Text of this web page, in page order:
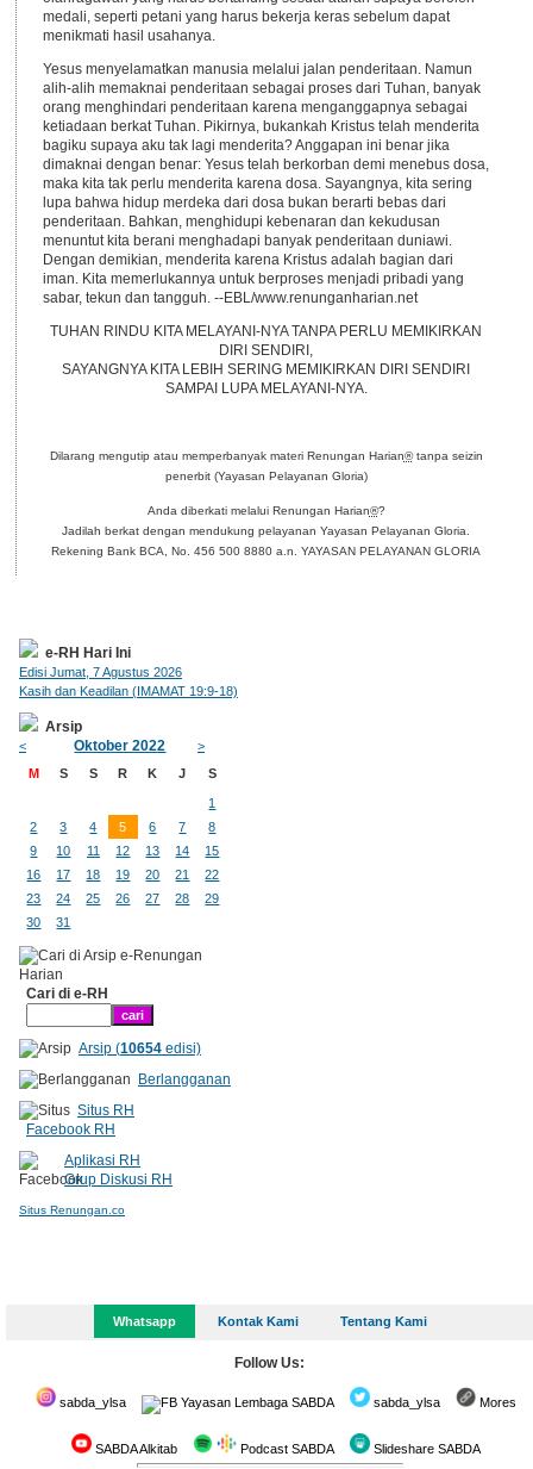
medali, seperti petani yang harus bekerja keras sebelum dapat
menikmati hasil usahanya.
Yesus menyelamatkan manusia melalui jalan penderitaan. Namun
alih-alih memaknai penderitaan sebagai proses dari Tuhan, banyak
orang menghindari penderitaan karena menganggapnya sebagai
ketiadaan berkat Tuhan. Pikirnya, bukankah Kristus telah menderita
bagiku supaya aku tak lagi menderita? Anggapan ini benar jika
dimaknai dengan benar: Yesus telah berkorban demi menebus dosa,
maka kita tak perlu menderita karena dosa. Sayangnya, kita sering
lupa bahwa hidup merdeka dari dosa bukan berarti bebas dari
penderitaan. Bahkan, menghidupi kebenaran dan kekudusan
menuntut kita berani menghadapi banyak penderitaan duniawi.
Dengan demikian, menderita karena Kristus adalah bagian dari
iman. Kita memerlukannya untuk berproses menjadi pribadi yang
sabar, tekun dan tangguh. --EBL/www.renunganharian.net
TUHAN RINDU KITA MELAYANI-NYA TANPA PERLU MEMIKIRKAN
DIRI SENDIRI,
SAYANGNYA KITA LEBIH SERING MEMIKIRKAN DIRI SENDIRI
SAMPAI LUPA MELAYANI-NYA.
Dilarang mengutip atau memperbanyak materi Renungan Harian®tanpa seizin
penerbit (Yayasan Pelayanan Gloria)
Anda diberkati melalui Renungan Harian®?
Jadilah berkat dengan mendukung pelayanan Yayasan Pelayanan Gloria.
Rekening Bank BCA, No. 456 500 8880 a.n. YAYASAN PELAYANAN GLORIA
e-RH Hari Ini
Edisi Jumat, 7 Agustus 2026
Kasih dan Keadilan (IMAMAT 19:9-18)
Arsip
< Oktober 2022
>
M
S S R K J S
1
2
3 4 5 6 7
8
9
10 11 12 13 14
15
16
17 18 19 20 21
22
23
24 25 26 27 28
29
30
31
Cari di e-RH
Arsip (10654edisi)
Berlangganan
Situs RH
Facebook RH
Aplikasi RH
Grup Diskusi RH
Situs Renungan.co
Whatsapp Kontak Kami Tentang Kami
Follow Us:
sabda_ylsa Yayasan Lembaga SABDA sabda_ylsa Mores
SABDA Alkitab Podcast SABDA Slideshare SABDA